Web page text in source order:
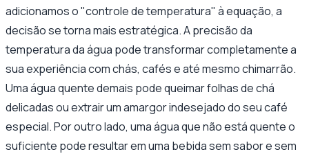
adicionamos o "controle de temperatura" à equação, a
decisão se torna mais estratégica. A precisão da
temperatura da água pode transformar completamente a
sua experiência com chás, cafés e até mesmo chimarrão.
Uma água quente demais pode queimar folhas de chá
delicadas ou extrair um amargor indesejado do seu café
especial. Por outro lado, uma água que não está quente o
suficiente pode resultar em uma bebida sem sabor e sem